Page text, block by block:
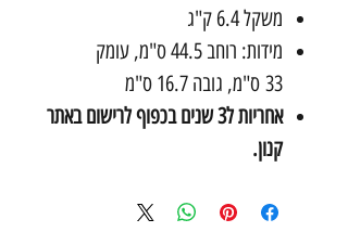
משקל 6.4 ק"ג
מידות: רוחב 44.5 ס"מ, עומק
33 ס"מ, גובה 16.7 ס"מ
אחריות ל3 שנים בכפוף לרישום באתר
קנון.